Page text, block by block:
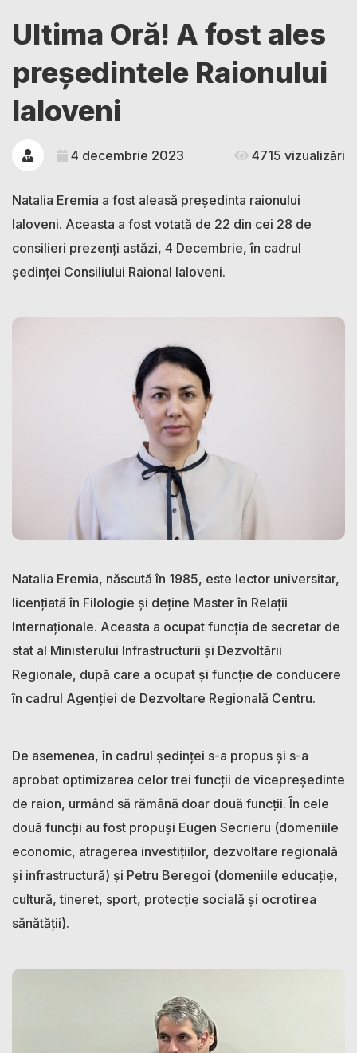
Ultima Oră! A fost ales
președintele Raionului
Ialoveni
4 decembrie 2023 4715 vizualizări
Natalia Eremia a fost aleasă președinta raionului
Ialoveni. Aceasta a fost votată de 22 din cei 28 de
consilieri prezenți astăzi, 4 Decembrie, în cadrul
ședinței Consiliului Raional Ialoveni.
Natalia Eremia, născută în 1985, este lector universitar,
licențiată în Filologie și deține Master în Relații
Internaționale. Aceasta a ocupat funcția de secretar de
stat al Ministerului Infrastructurii și Dezvoltării
Regionale, după care a ocupat și funcție de conducere
în cadrul Agenției de Dezvoltare Regională Centru.
De asemenea, în cadrul ședinței s-a propus și s-a
aprobat optimizarea celor trei funcții de vicepreședinte
de raion, urmând să rămână doar două funcții. În cele
două funcții au fost propuși Eugen Secrieru (domeniile
economic, atragerea investițiilor, dezvoltare regională
și infrastructură) și Petru Beregoi (domeniile educație,
cultură, tineret, sport, protecție socială și ocrotirea
sănătății).